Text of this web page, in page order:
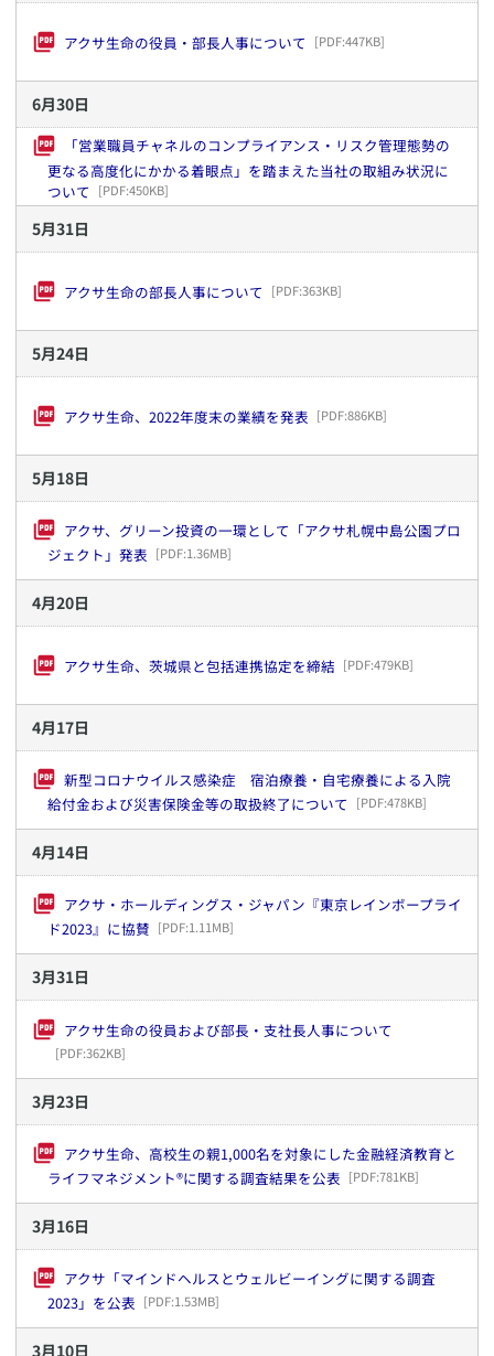
アクサ生命の役員・部長人事について [PDF:447KB]
6月30日
「営業職員チャネルのコンプライアンス・リスク管理態勢の
更なる高度化にかかる着眼点」を踏まえた当社の取組み状況に
ついて
[PDF:450KB]
5月31日
アクサ生命の部長人事について [PDF:363KB]
5月24日
アクサ生命、2022年度末の業績を発表 [PDF:886KB]
5月18日
アクサ、グリーン投資の一環として「アクサ札幌中島公園プロ
ジェクト」発表 [PDF:1.36MB]
4月20日
アクサ生命、茨城県と包括連携協定を締結 [PDF:479KB]
4月17日
新型コロナウイルス感染症 宿泊療養・自宅療養による入院
給付金および災害保険金等の取扱終了について
[PDF:478KB]
4月14日
アクサ・ホールディングス・ジャパン『東京レインボープライ
ド2023』に協賛 [PDF:1.11MB]
3月31日
アクサ生命の役員および部長・支社長人事について
[PDF:362KB]
3月23日
アクサ生命、高校生の親1,000名を対象にした金融経済教育と
ライフマネジメント®に関する調査結果を公表 [PDF:781KB]
3月16日
アクサ「マインドヘルスとウェルビーイングに関する調査
2023」を公表 [PDF:1.53MB]
3月10日